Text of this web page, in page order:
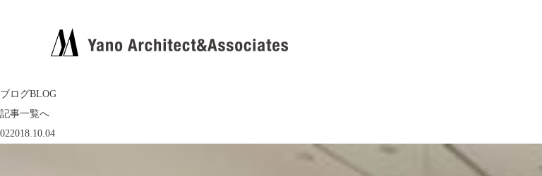
ブログBLOG
記事一覧へ
022018.10.04